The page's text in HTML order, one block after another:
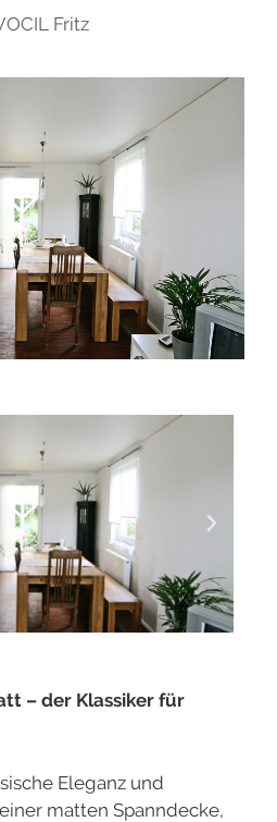
Fritz
– der Klassiker für
Eleganz und
matten Spanndecke,